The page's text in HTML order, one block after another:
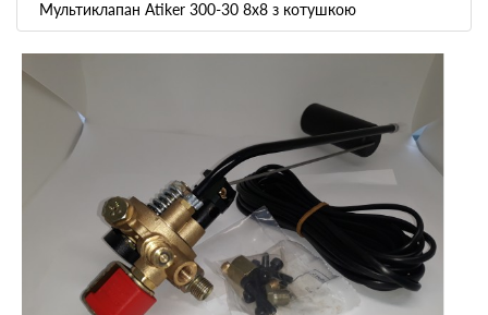
Мультиклапан Atiker 300-30 8х8 з котушкою